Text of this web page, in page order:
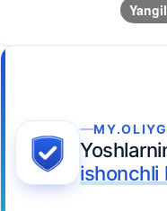
ishonchli